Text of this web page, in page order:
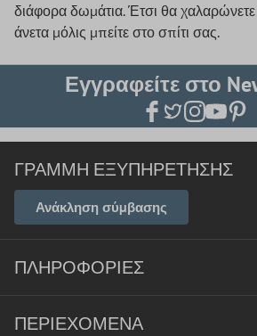
διάφορα δωμάτια. Έτσι θα χαλαρώνετε
άνετα μόλις μπείτε στο σπίτι σας.
Εγγραφείτε στο
ΓΡΑΜΜΉ ΕΞΥΠΗΡΈΤΗΣΗΣ
Ανάκληση σύμβασης
ΠΛΗΡΟΦΟΡΊΕΣ
ΠΕΡΙΕΧΌΜΕΝΑ